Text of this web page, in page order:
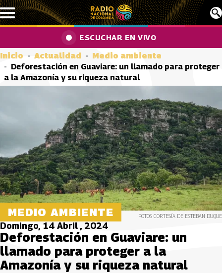
Pasar al contenido principal
ESCUCHAR EN VIVO
Inicio Actualidad
Medio ambiente
Deforestación en Guaviare: un llamado para proteger
a la Amazonía y su riqueza natural
MEDIO AMBIENTE FOTOS CORTESÍA DE ESTEBAN DUQUE
Domingo, 14 Abril , 2024
Deforestación en Guaviare: un
llamado para proteger a la
Amazonía y su riqueza natural